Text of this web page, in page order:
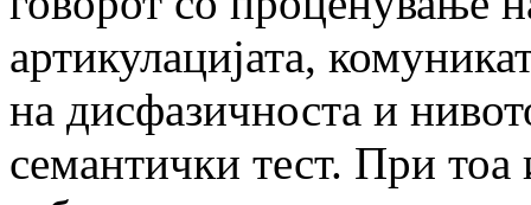
артикулацијата,
на дисфазичноста и
семантички тест. При тоа